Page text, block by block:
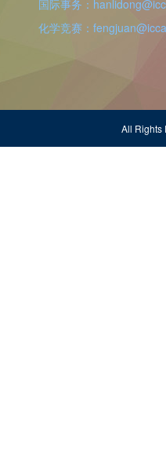
国际事务：
化学竞赛：
All Rights